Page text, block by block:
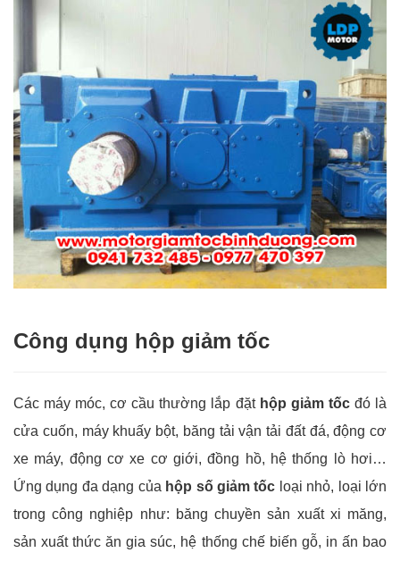
Công dụng hộp giảm tốc
Các máy móc, cơ cầu thường lắp đặt hộp giảm tốcđó là
cửa cuốn, máy khuấy bột, băng tải vận tải đất đá, động cơ
xe máy, động cơ xe cơ giới, đồng hồ, hệ thống lò hơi…
Ứng dụng đa dạng của hộp số giảm tốc loại nhỏ, loại lớn
trong công nghiệp như: băng chuyền sản xuất xi măng,
sản xuất thức ăn gia súc, hệ thống chế biến gỗ, in ấn bao